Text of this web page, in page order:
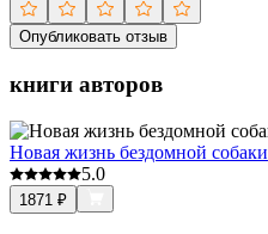
Опубликовать отзыв
книги авторов
Новая жизнь бездомной собаки
5.0
1871 ₽